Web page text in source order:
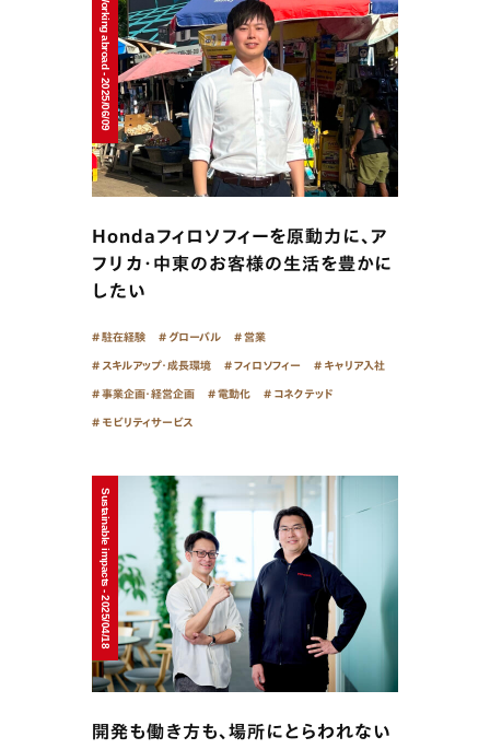
Working abroad - 2025/06/09
Hondaフィロソフィーを原動力に、ア
フリカ・中東のお客様の生活を豊かに
したい
駐在経験 グローバル 営業
スキルアップ・成長環境 フィロソフィー キャリア入社
事業企画・経営企画 電動化 コネクテッド
モビリティサービス
Sustainable impacts - 2025/04/18
開発も働き方も、場所にとらわれない